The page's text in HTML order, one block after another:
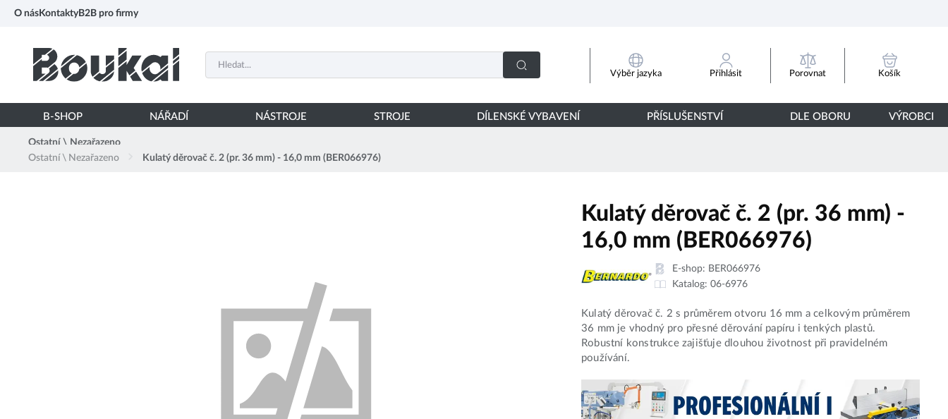
O nás Kontakty B2B pro firmy
Výběr jazyka Přihlásit Porovnat Košík
B-SHOP NÁŘADÍ NÁSTROJE STROJE DÍLENSKÉ VYBAVENÍ PŘÍSLUŠENSTVÍ DLE OBORU VÝROBCI
Ostatní \ Nezařazeno
Ostatní \ Nezařazeno
Kulatý děrovač č. 2 (pr. 36 mm) - 16,0 mm (BER066976)
Kulatý děrovač č. 2 (pr. 36 mm) -
16,0 mm (BER066976)
E-shop: BER066976
Katalog: 06-6976
Kulatý děrovač č. 2 s průměrem otvoru 16 mm a celkovým průměrem
36 mm je vhodný pro přesné děrování papíru i tenkých plastů.
Robustní konstrukce zajišťuje dlouhou životnost při pravidelném
používání.